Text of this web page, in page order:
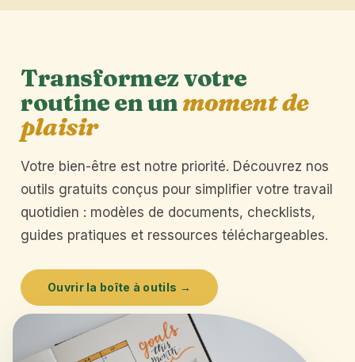
Transformez votre
routine en unmoment de
plaisir
Votre bien-être est notre priorité. Découvrez nos
outils gratuits conçus pour simplifier votre travail
quotidien : modèles de documents, checklists,
guides pratiques et ressources téléchargeables.
Ouvrir la boîte à outils →